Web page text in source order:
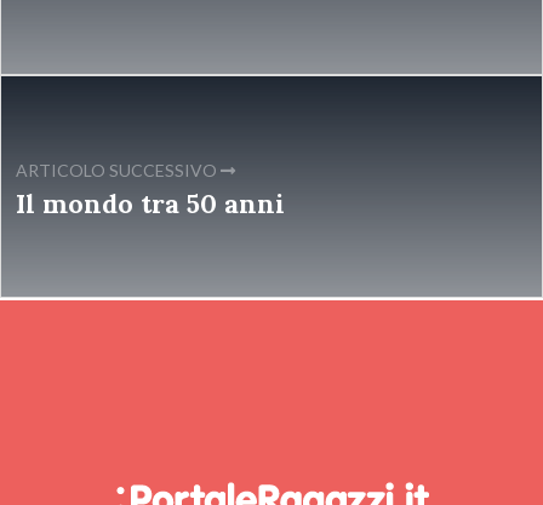
ARTICOLO SUCCESSIVO
Il mondo tra 50 anni